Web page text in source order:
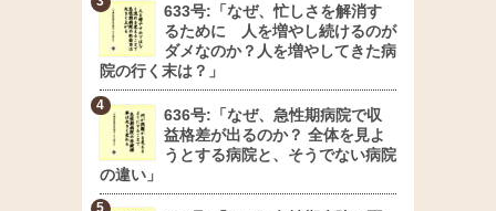
633号:「なぜ、忙しさを解消す
るために 人を増やし続けるのが
ダメなのか？人を増やしてきた病
院の行く末は？」
636号:「なぜ、急性期病院で収
益格差が出るのか？ 全体を見よ
うとする病院と、そうでない病院
の違い」